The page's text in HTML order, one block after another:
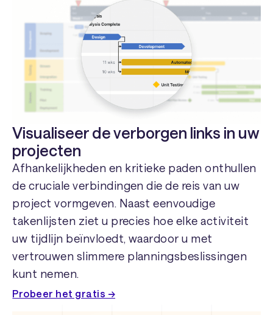
Visualiseer de verborgen links in uw
projecten
Afhankelijkheden en kritieke paden onthullen
de cruciale verbindingen die de reis van uw
project vormgeven. Naast eenvoudige
takenlijsten ziet u precies hoe elke activiteit
uw tijdlijn beïnvloedt, waardoor u met
vertrouwen slimmere planningsbeslissingen
kunt nemen.
Probeer het gratis →